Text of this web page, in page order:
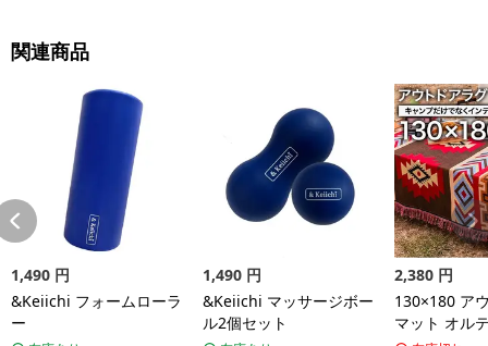
関連商品
1,490 円
&Keiichi フォームローラ
ー
1,490 円
&Keiichi マッサージボー
ル2個セット
2,380 円
130×180 ア
マット オル